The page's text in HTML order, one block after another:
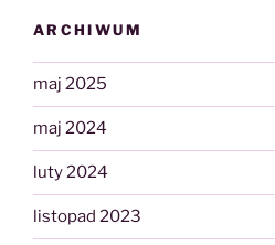
ARCHIWUM
maj 2025
maj 2024
luty 2024
listopad 2023